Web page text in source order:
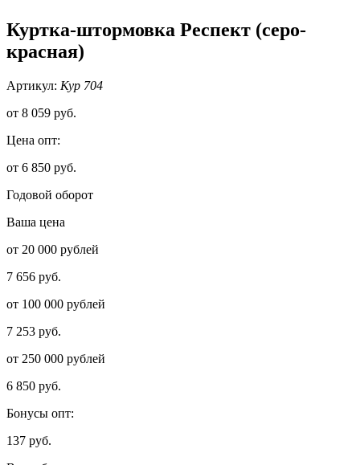
Куртка-штормовка Респект (серо-
красная)
Артикул: Кур 704
от 8 059 руб.
Цена опт:
от 6 850 руб.
Годовой оборот
Ваша цена
от 20 000 рублей
7 656 руб.
от 100 000 рублей
7 253 руб.
от 250 000 рублей
6 850 руб.
Бонусы опт:
137 руб.